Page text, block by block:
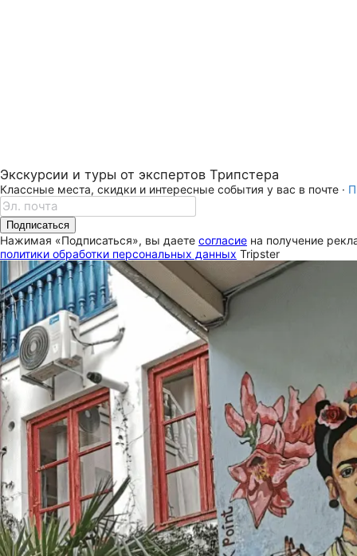
Экскурсии и туры от экспертов Трипстера
Классные места, скидки и интересные события у вас в почте ·
Подписаться
Нажимая «Подписаться», вы даете согласие на получение
политики обработки персональных данных Tripster